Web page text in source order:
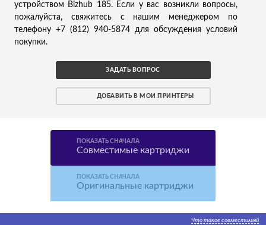
устройством Bizhub 185. Если у вас возникли вопросы,
пожалуйста, свяжитесь с нашим менеджером по
телефону +7 (812) 940-5874 для обсуждения условий
покупки.
ЗАДАТЬ ВОПРОС
ДОБАВИТЬ В МОИ ПРИНТЕРЫ
ПОКАЗАТЬ СНАЧАЛА
Совместимые картриджи
ПОКАЗАТЬ СНАЧАЛА
Оригинальные картриджи
Что такое совместимый